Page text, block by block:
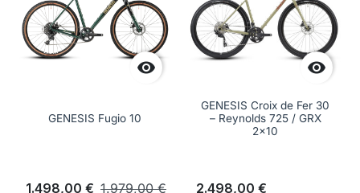

GENESIS Fugio 10
1.498,00 € 1.979,00 €

GENESIS Croix de Fer 30
– Reynolds 725 / GRX
2x10
2.498,00 €